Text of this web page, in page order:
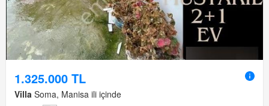
1.325.000 TL
Villa Soma, Manisa ili içinde